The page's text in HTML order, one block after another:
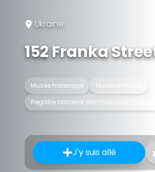
Ukraine
152 Franka
Musée historique
Musée littéraire
Registre national des monuments
J'y suis allé